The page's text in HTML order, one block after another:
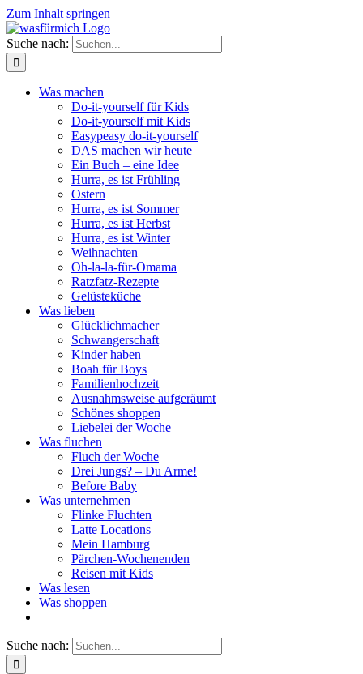
Zum Inhalt springen
Suche nach:
Was machen
Do-it-yourself für Kids
Do-it-yourself mit Kids
Easypeasy do-it-yourself
DAS machen wir heute
Ein Buch – eine Idee
Hurra, es ist Frühling
Ostern
Hurra, es ist Sommer
Hurra, es ist Herbst
Hurra, es ist Winter
Weihnachten
Oh-la-la-für-Omama
Ratzfatz-Rezepte
Gelüsteküche
Was lieben
Glücklichmacher
Schwangerschaft
Kinder haben
Boah für Boys
Familienhochzeit
Ausnahmsweise aufgeräumt
Schönes shoppen
Liebelei der Woche
Was fluchen
Fluch der Woche
Drei Jungs? – Du Arme!
Before Baby
Was unternehmen
Flinke Fluchten
Latte Locations
Mein Hamburg
Pärchen-Wochenenden
Reisen mit Kids
Was lesen
Was shoppen
Suche nach: